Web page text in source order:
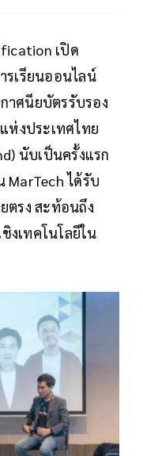
เปิด
รเรียนออนไลน์
าศนียบัตรรับรอง
ห่งประเทศไทย
นับเป็นครั้งแรก
ได้รับ
ตรง สะท้อนถึง
งเทคโนโลยีใน